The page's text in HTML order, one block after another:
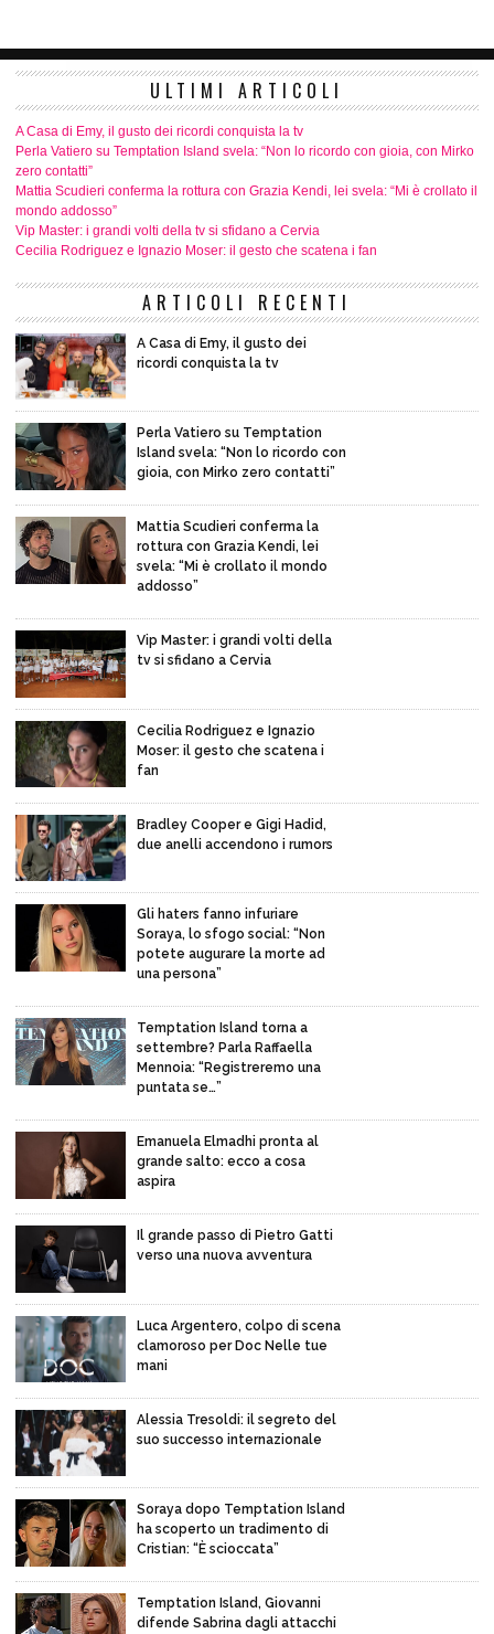
ULTIMI ARTICOLI
A Casa di Emy, il gusto dei ricordi conquista la tv
Perla Vatiero su Temptation Island svela: “Non lo ricordo con gioia, con Mirko
zero contatti”
Mattia Scudieri conferma la rottura con Grazia Kendi, lei svela: “Mi è crollato il
mondo addosso”
Vip Master: i grandi volti della tv si sfidano a Cervia
Cecilia Rodriguez e Ignazio Moser: il gesto che scatena i fan
ARTICOLI RECENTI
A Casa di Emy, il gusto dei
ricordi conquista la tv
Perla Vatiero su Temptation
Island svela: “Non lo ricordo con
gioia, con Mirko zero contatti”
Mattia Scudieri conferma la
rottura con Grazia Kendi, lei
svela: “Mi è crollato il mondo
addosso”
Vip Master: i grandi volti della
tv si sfidano a Cervia
Cecilia Rodriguez e Ignazio
Moser: il gesto che scatena i
fan
Bradley Cooper e Gigi Hadid,
due anelli accendono i rumors
Gli haters fanno infuriare
Soraya, lo sfogo social: “Non
potete augurare la morte ad
una persona”
Temptation Island torna a
settembre? Parla Raffaella
Mennoia: “Registreremo una
puntata se…”
Emanuela Elmadhi pronta al
grande salto: ecco a cosa
aspira
Il grande passo di Pietro Gatti
verso una nuova avventura
Luca Argentero, colpo di scena
clamoroso per Doc Nelle tue
mani
Alessia Tresoldi: il segreto del
suo successo internazionale
Soraya dopo Temptation Island
ha scoperto un tradimento di
Cristian: “È scioccata”
Temptation Island, Giovanni
difende Sabrina dagli attacchi